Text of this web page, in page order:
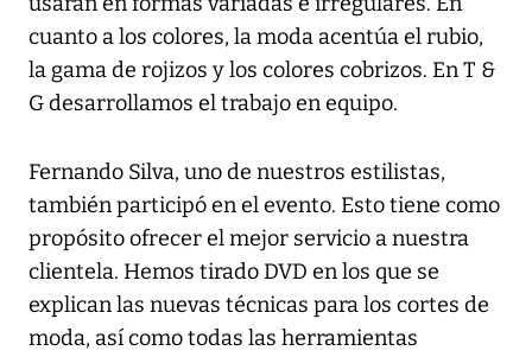
cuanto a los colores, la moda acentúa el rubio,
la gama de rojizos y los colores cobrizos. En T &
G desarrollamos el trabajo en equipo.
Fernando Silva, uno de nuestros estilistas,
también participó en el evento. Esto tiene como
propósito ofrecer el mejor servicio a nuestra
clientela. Hemos tirado DVD en los que se
explican las nuevas técnicas para los cortes de
moda, así como todas las herramientas